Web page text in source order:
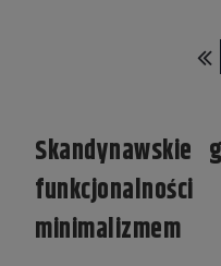
Skandynawskie
minimalizmem